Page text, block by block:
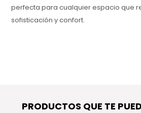
perfecta para cualquier espacio que
sofisticación y confort.
PRODUCTOS QUE TE